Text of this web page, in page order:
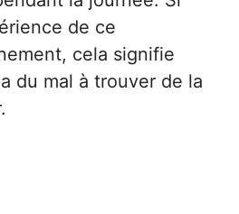
de ce
cela signifie
du mal à trouver de la